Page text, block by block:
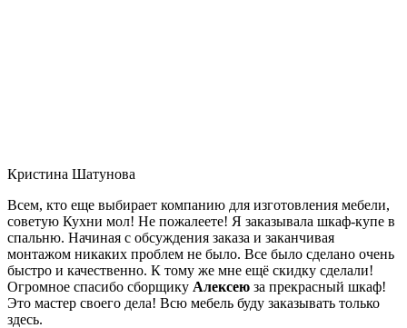
Кристина Шатунова
Всем, кто еще выбирает компанию для изготовления мебели,
советую Кухни мол! Не пожалеете! Я заказывала шкаф-купе в
спальню. Начиная с обсуждения заказа и заканчивая
монтажом никаких проблем не было. Все было сделано очень
быстро и качественно. К тому же мне ещё скидку сделали!
Огромное спасибо сборщику Алексею за прекрасный шкаф!
Это мастер своего дела! Всю мебель буду заказывать только
здесь.